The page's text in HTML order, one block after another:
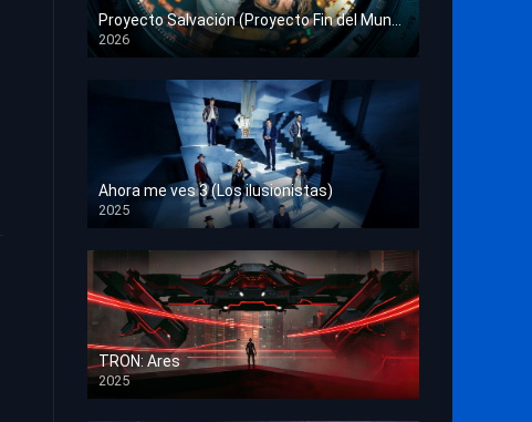
Proyecto Salvación (Proyecto Fin del Mundo)
2026
HD 1080p
Ahora me ves 3 (Los ilusionistas)
2025
HD 1080p
TRON: Ares
2025
HD 1080p